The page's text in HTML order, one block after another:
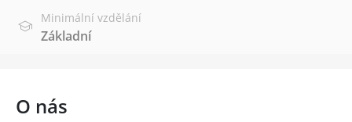
Minimální vzdělání
Základní
O nás